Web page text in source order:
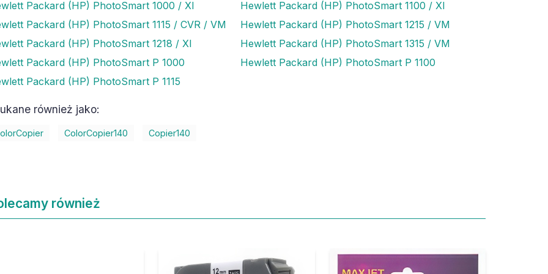
Packard (HP) PhotoSmart 1000 / XI
Hewlett Packard (HP) PhotoSmart 1100 / XI
Packard (HP) PhotoSmart 1115 / CVR / VM
Hewlett Packard (HP) PhotoSmart 1215 / VM
Packard (HP) PhotoSmart 1218 / XI
Hewlett Packard (HP) PhotoSmart 1315 / VM
Packard (HP) PhotoSmart P 1000
Hewlett Packard (HP) PhotoSmart P 1100
Packard (HP) PhotoSmart P 1115
również jako:
ColorCopier140 Copier140
również